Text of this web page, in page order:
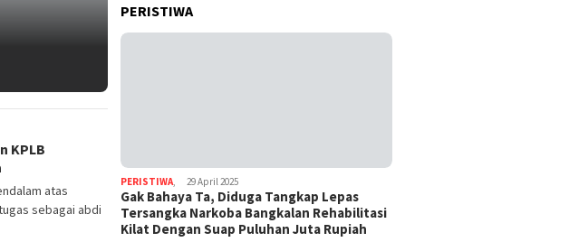
KPLB
atas
sebagai abdi
PERISTIWA
PERISTIWA, 29 April 2025
Gak Bahaya Ta, Diduga Tangkap Lepas
Tersangka Narkoba Bangkalan Rehabilitasi
Kilat Dengan Suap Puluhan Juta Rupiah